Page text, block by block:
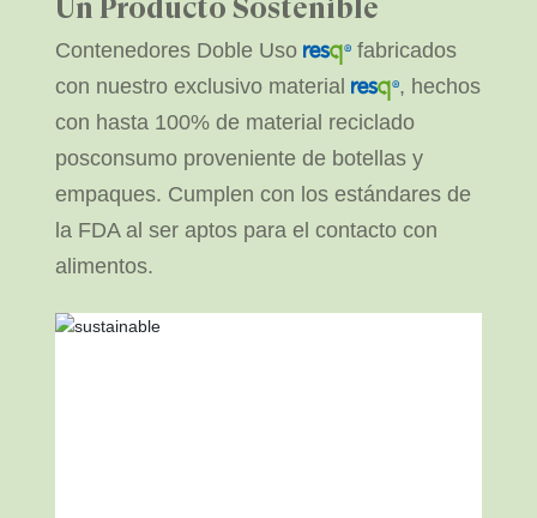
Un Producto Sostenible
Contenedores Doble Uso
fabricados
con nuestro exclusivo material
, hechos
con hasta 100% de material reciclado
posconsumo proveniente de botellas y
empaques. Cumplen con los estándares de
la FDA al ser aptos para el contacto con
alimentos.